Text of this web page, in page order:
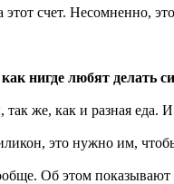
этот счет. Несомненно,
нигде любят делать
же, как и разная еда.
это нужно им,
Об этом